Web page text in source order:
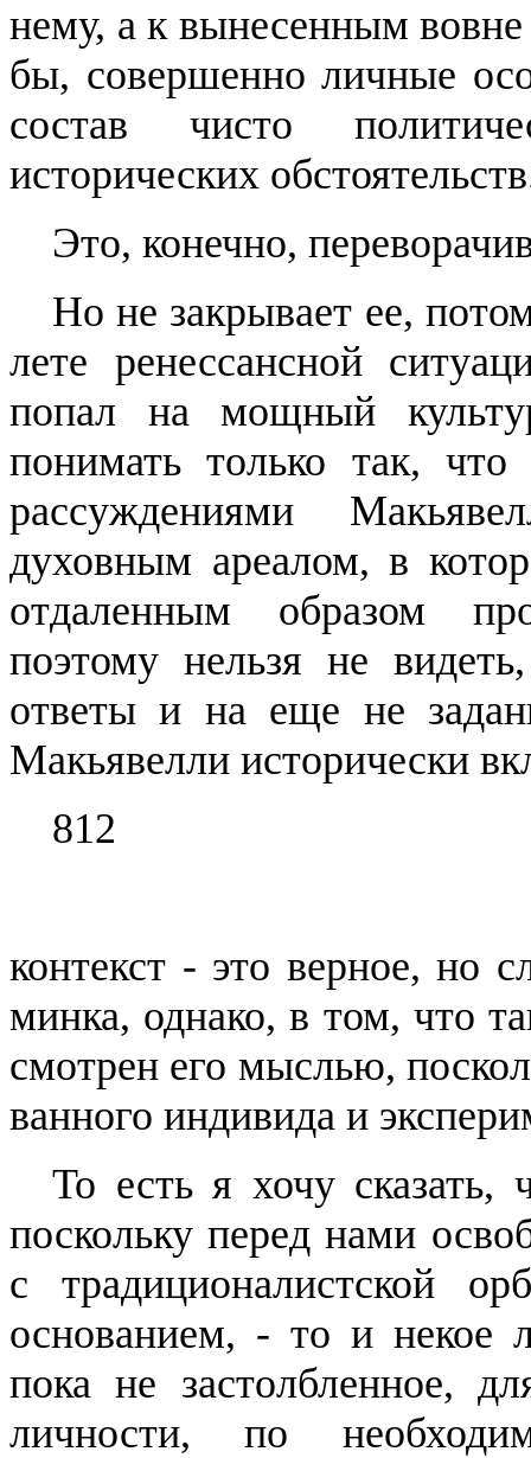
нему, а к вынесенным
бы, совершенно личные
состав чисто
исторических
Это, конечно,
Но не закрывает ее,
лете ренессансной
попал на мощный
понимать только так,
рассуждениями
духовным ареалом, в
отдаленным образом
поэтому нельзя не
ответы и на еще не
Макьявелли исторически
812
контекст - это верное, но
минка, однако, в том, что
смотрен его мыслью,
ванного индивида и
То есть я хочу сказать,
поскольку перед нами
с традиционалистской
основа­нием, - то и некое
пока не за­столбленное,
личности, по